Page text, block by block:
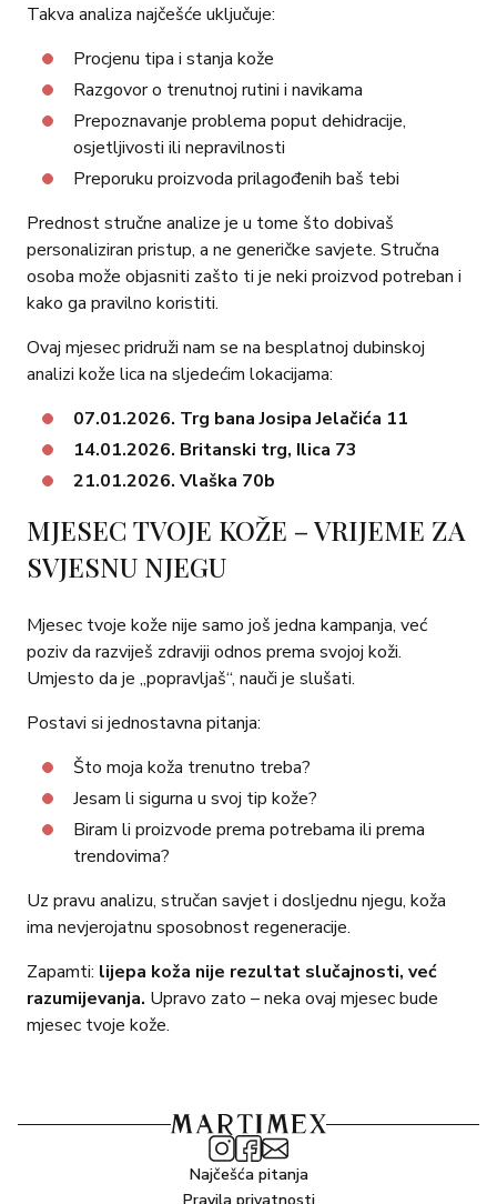
Takva analiza najčešće uključuje:
Procjenu tipa i stanja kože
Razgovor o trenutnoj rutini i navikama
Prepoznavanje problema poput dehidracije,
osjetljivosti ili nepravilnosti
Preporuku proizvoda prilagođenih baš tebi
Prednost stručne analize je u tome što dobivaš
personaliziran pristup, a ne generičke savjete. Stručna
osoba može objasniti zašto ti je neki proizvod potreban i
kako ga pravilno koristiti.
Ovaj mjesec pridruži nam se na besplatnoj dubinskoj
analizi kože lica na sljedećim lokacijama:
07.01.2026. Trg bana Josipa Jelačića 11
14.01.2026. Britanski trg, Ilica 73
21.01.2026. Vlaška 70b
MJESEC TVOJE KOŽE – VRIJEME ZA
SVJESNU NJEGU
Mjesec tvoje kože nije samo još jedna kampanja, već
poziv da razviješ zdraviji odnos prema svojoj koži.
Umjesto da je „popravljaš“, nauči je slušati.
Postavi si jednostavna pitanja:
Što moja koža trenutno treba?
Jesam li sigurna u svoj tip kože?
Biram li proizvode prema potrebama ili prema
trendovima?
Uz pravu analizu, stručan savjet i dosljednu njegu, koža
ima nevjerojatnu sposobnost regeneracije.
Zapamti: lijepa koža nije rezultat slučajnosti, već
razumijevanja. Upravo zato – neka ovaj mjesec bude
mjesec tvoje kože.
Najčešća pitanja